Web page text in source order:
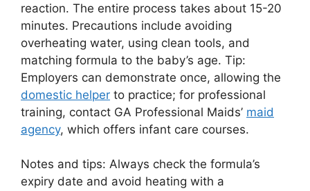
reaction. The entire process takes about 15-20
minutes. Precautions include avoiding
overheating water, using clean tools, and
matching formula to the baby’s age. Tip:
Employers can demonstrate once, allowing the
domestic helper to practice; for professional
training, contact GA Professional Maids’ maid
agency, which offers infant care courses.
Notes and tips: Always check the formula’s
expiry date and avoid heating with a